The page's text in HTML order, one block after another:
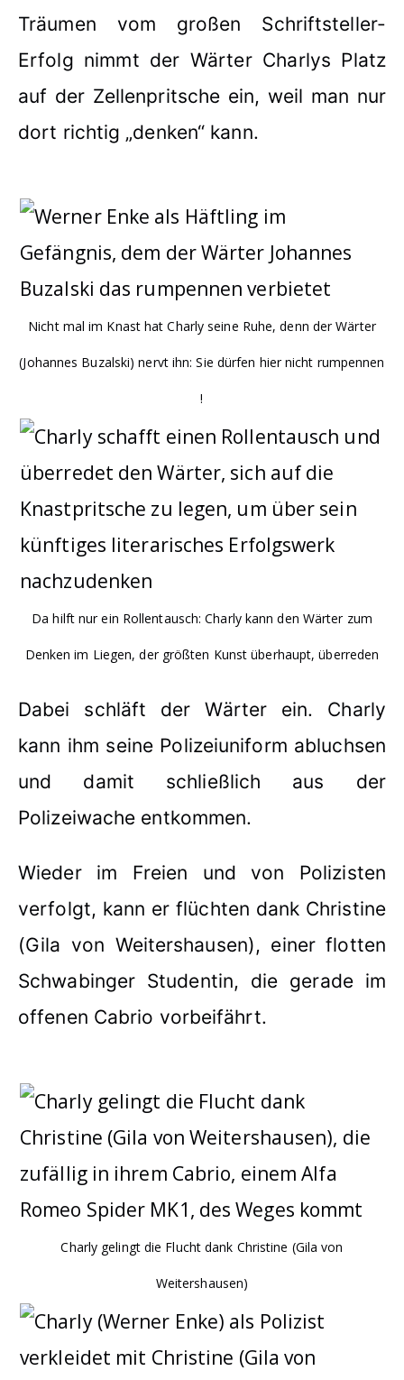
Träumen vom großen Schriftsteller-
Erfolg nimmt der Wärter Charlys Platz
auf der Zellenpritsche ein, weil man nur
dort richtig „denken“ kann.
Nicht mal im Knast hat Charly seine Ruhe, denn der Wärter
(Johannes Buzalski) nervt ihn: Sie dürfen hier nicht rumpennen
!
Da hilft nur ein Rollentausch: Charly kann den Wärter zum
Denken im Liegen, der größten Kunst überhaupt, überreden
Dabei schläft der Wärter ein. Charly
kann ihm seine Polizeiuniform abluchsen
und damit schließlich aus der
Polizeiwache entkommen.
Wieder im Freien und von Polizisten
verfolgt, kann er flüchten dank Christine
(Gila von Weitershausen), einer flotten
Schwabinger Studentin, die gerade im
offenen Cabrio vorbeifährt.
Charly gelingt die Flucht dank Christine (Gila von
Weitershausen)